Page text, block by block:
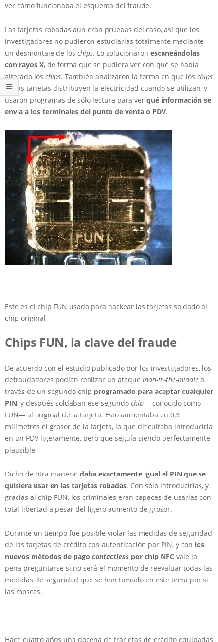
ver cómo funcionaba el esquema del fraude.
Las tarjetas robadas aún eran pruebas del caso, así que los
investigadores no pudieron estudiarlas totalmente mediante
un desmontaje de los chips. Lo solucionaron escaneándolas
con rayos X, de forma que se pudiera ver con qué se había
alterado los chips. También analizaron la forma en que los chips
de las tarjetas distribuyen la electricidad cuando se utilizan, y
usaron programas de sólo lectura para ver qué información se
envía a los terminales del punto de venta o PDV.
Este es el chip FUN usado para hackear las tarjetas soldado al
chip original
Chips FUN, la clave del fraude
De acuerdo con el estudio publicado por los investigadores, los
defraudadores podían realizar un ataque man-in-the-middle a
través de un segundo chip programado para aceptar cualquier
PIN, y después soldaban ese segundo chip —conocido como
FUN— al original de la tarjeta. Esto aumentaba en 0,3
milímetros el grosor de la tarjeta, lo que dificultaba introducirla
en un PDV ligeramente, pero que seguía siendo perfectamente
plausible.
Dicho de otra manera: daba exactamente igual el PIN que se
quisiera usar en las tarjetas robadas. Con sólo introducirlas, y
gracias al chip FUN, los criminales eran capaces de usarlas con
total libertad a pesar del ligero aumento de grosor.
Durante un tiempo fue posible violar las medidas de seguridad
de las tarjetas de crédito con autenticación por PIN, y con los
nuevos métodos de pago contactless por chip NFC vale la
pena preguntarse si no será el momento de reevaluar todas las
medidas de seguridad que se han tomado en este tema por si
las moscas.
Hace cuatro años una docena de trarjetas de crédito equipadas